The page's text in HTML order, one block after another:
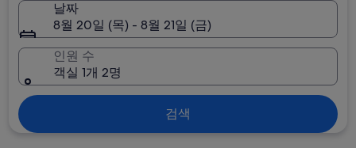
날짜
8월 20일 (목) - 8월 21일 (금)
인원 수
객실 1개 2명
검색